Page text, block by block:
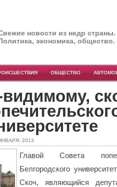
новости из недр страны.
экономика, общество.
ОБЩЕСТВО
2013
Главой Совета
Белгородского
Скоч, являющийся